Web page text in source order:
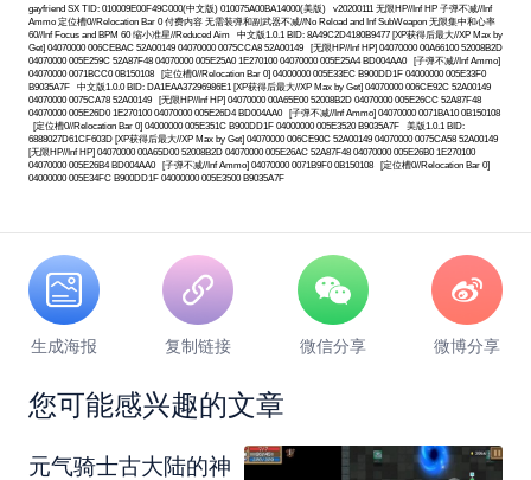
gayfriend SX TID: 010009E00F49C000(中文版) 010075A00BA14000(美版) v20200111 无限HP//Inf HP 子弹不减//Inf
Ammo 定位槽0//Relocation Bar 0 付费内容 无需装弹和副武器不减//No Reload and Inf SubWeapon 无限集中和心率
60//Inf Focus and BPM 60 缩小准星//Reduced Aim 中文版1.0.1 BID: 8A49C2D4180B9477 [XP获得后最大//XP Max by
Get] 04070000 006CEBAC 52A00149 04070000 0075CCA8 52A00149 [无限HP//Inf HP] 04070000 00A66100 52008B2D
04070000 005E259C 52A87F48 04070000 005E25A0 1E270100 04070000 005E25A4 BD004AA0 [子弹不减//Inf Ammo]
04070000 0071BCC0 0B150108 [定位槽0//Relocation Bar 0] 04000000 005E33EC B900DD1F 04000000 005E33F0
B9035A7F 中文版1.0.0 BID: DA1EAA37296986E1 [XP获得后最大//XP Max by Get] 04070000 006CE92C 52A00149
04070000 0075CA78 52A00149 [无限HP//Inf HP] 04070000 00A65E00 52008B2D 04070000 005E26CC 52A87F48
04070000 005E26D0 1E270100 04070000 005E26D4 BD004AA0 [子弹不减//Inf Ammo] 04070000 0071BA10 0B150108
[定位槽0//Relocation Bar 0] 04000000 005E351C B900DD1F 04000000 005E3520 B9035A7F 美版1.0.1 BID:
6888027D61CF603D [XP获得后最大//XP Max by Get] 04070000 006CE90C 52A00149 04070000 0075CA58 52A00149
[无限HP//Inf HP] 04070000 00A65D00 52008B2D 04070000 005E26AC 52A87F48 04070000 005E26B0 1E270100
04070000 005E26B4 BD004AA0 [子弹不减//Inf Ammo] 04070000 0071B9F0 0B150108 [定位槽0//Relocation Bar 0]
04000000 005E34FC B900DD1F 04000000 005E3500 B9035A7F
生成海报 复制链接 微信分享 微博分享
您可能感兴趣的文章
元气骑士古大陆的神